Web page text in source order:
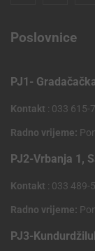
Poslovnice
PJ1-
Kontakt : 033 615-
Radno vrijeme:
PJ2-Vrbanja 1,
Kontakt : 033 489-
Radno vrijeme:
PJ3-